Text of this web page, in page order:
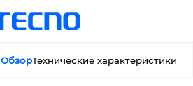
ОбзорТехнические характеристики